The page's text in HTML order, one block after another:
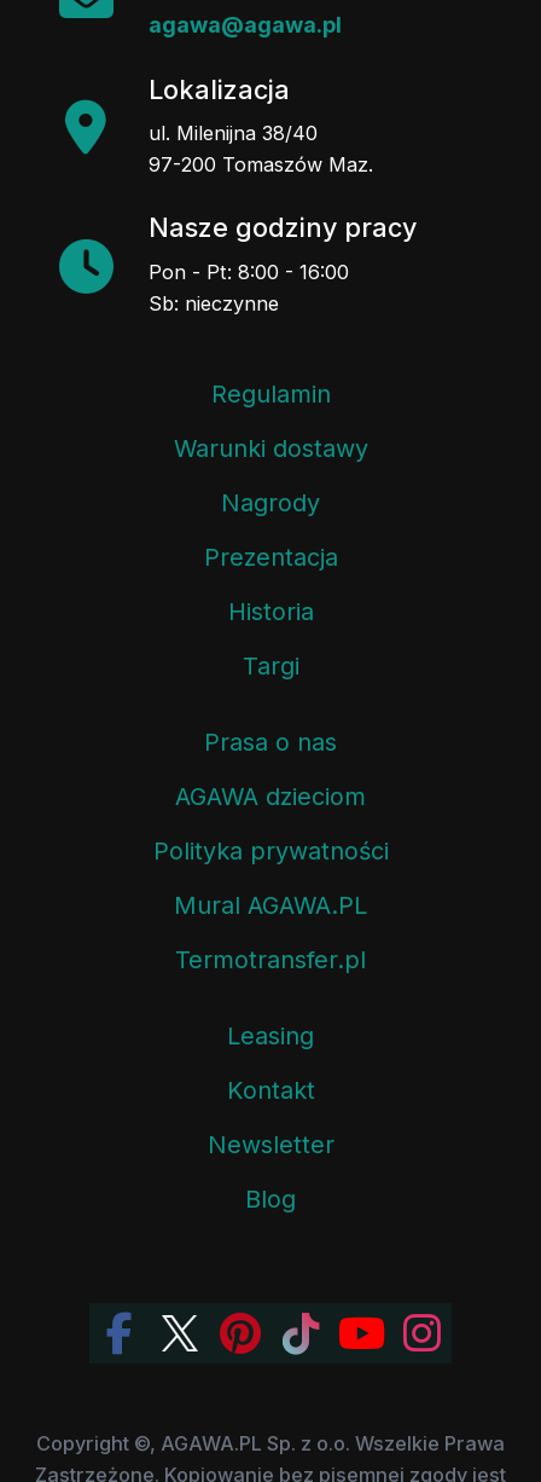
agawa@agawa.pl
Lokalizacja
ul. Milenijna 38/40
97-200 Tomaszów Maz.
Nasze godziny pracy
Pon - Pt: 8:00 - 16:00
Sb: nieczynne
Regulamin
Warunki dostawy
Nagrody
Prezentacja
Historia
Targi
Prasa o nas
AGAWA dzieciom
Polityka prywatności
Mural AGAWA.PL
Termotransfer.pl
Leasing
Kontakt
Newsletter
Blog
Copyright ©, AGAWA.PL Sp. z o.o. Wszelkie Prawa
Zastrzeżone. Kopiowanie bez pisemnej zgody jest